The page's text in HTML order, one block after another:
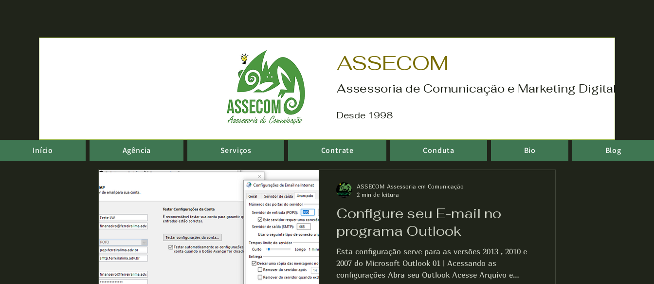
ASSECOM
Assessoria de Comunicação e Marketing Digital
Desde 1998
Início Agência Serviços Contrate Conduta Bio Blog
Configure seu E-mail no
programa Outlook
Esta configuração serve para as versões 2013 , 2010 e
2007 do Microsoft Outlook 01 | Acessando as
configurações Abra seu Outlook Acesse Arquivo e
ASSECOM Assessoria em Comunicação
2 min de leitura